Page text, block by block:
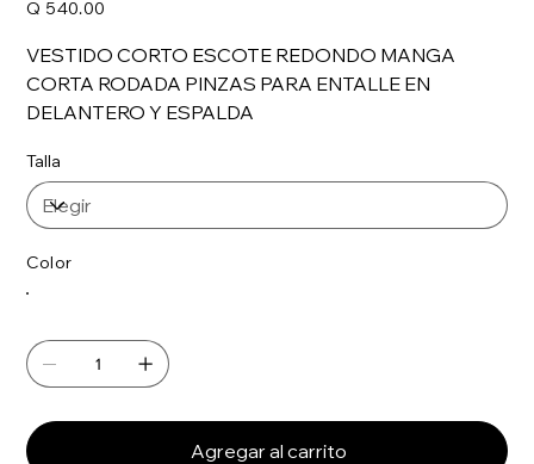
Q 540.00
VESTIDO CORTO ESCOTE REDONDO MANGA
CORTA RODADA PINZAS PARA ENTALLE EN
DELANTERO Y ESPALDA
Talla
Color
Agregar al carrito